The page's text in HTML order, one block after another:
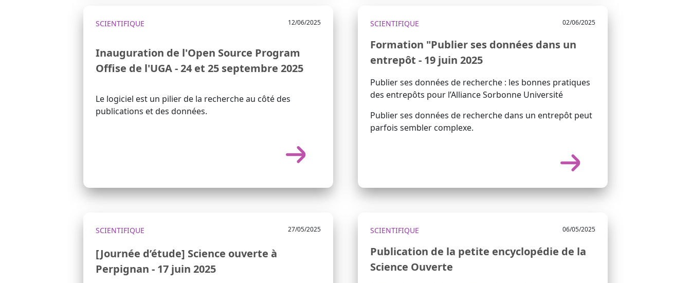
SCIENTIFIQUE 12/06/2025
Inauguration de l'Open Source Program
Offise de l'UGA - 24 et 25 septembre 2025
Le logiciel est un pilier de la recherche au côté des
publications et des données.
SCIENTIFIQUE 02/06/2025
Formation "Publier ses données dans un
entrepôt - 19 juin 2025
Publier ses données de recherche : les bonnes pratiques
des entrepôts pour l’Alliance Sorbonne Université
Publier ses données de recherche dans un entrepôt peut
parfois sembler complexe.
SCIENTIFIQUE 27/05/2025
[Journée d’étude] Science ouverte à
Perpignan - 17 juin 2025
SCIENTIFIQUE 06/05/2025
Publication de la petite encyclopédie de la
Science Ouverte